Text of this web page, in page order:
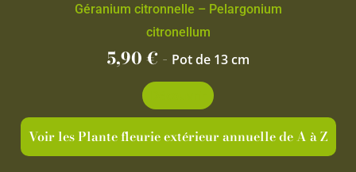
Géranium citronnelle – Pelargonium
citronellum
5,90€ - Pot de 13 cm
Voir les Plante fleurie extérieur annuelle de A à Z